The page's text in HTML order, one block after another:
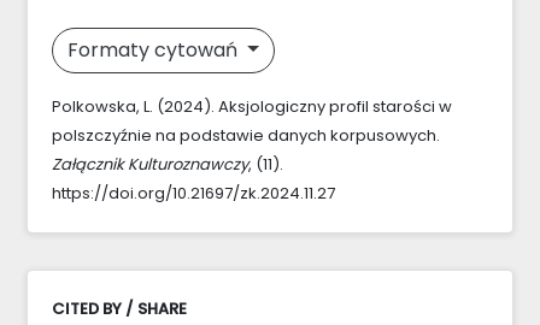
Formaty cytowań
Polkowska, L. (2024). Aksjologiczny profil starości w
polszczyźnie na podstawie danych korpusowych.
Załącznik Kulturoznawczy, (11).
https://doi.org/10.21697/zk.2024.11.27
CITED BY / SHARE